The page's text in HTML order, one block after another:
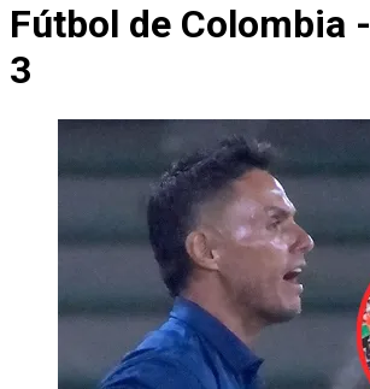
Fútbol de Colombia
3